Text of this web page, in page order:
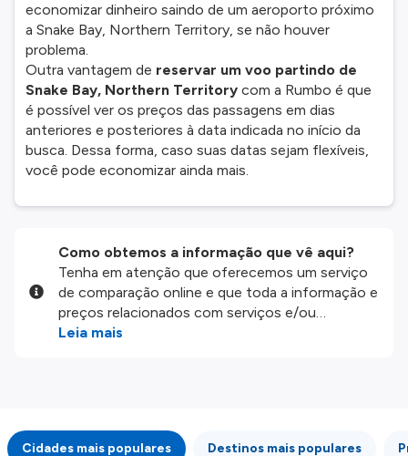
economizar dinheiro saindo de um aeroporto próximo
a Snake Bay, Northern Territory, se não houver
problema.
Outra vantagem de reservar um voo partindo de
Snake Bay, Northern Territory com a Rumbo é que
é possível ver os preços das passagens em dias
anteriores e posteriores à data indicada no início da
busca. Dessa forma, caso suas datas sejam flexíveis,
você pode economizar ainda mais.
Como obtemos a informação que vê aqui?
Tenha em atenção que oferecemos um serviço
de comparação online e que toda a informação e
preços relacionados com serviços e/ou
produtos disponíveis no nosso website são
integridade ou pela precisão da informação
Leia mais
Cidades mais populares Destinos mais populares